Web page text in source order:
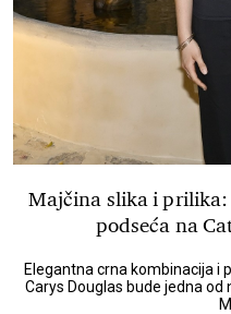
Majčina slika i prilika:
podseća na
Elegantna crna kombinacija i
Carys Douglas bude jedna